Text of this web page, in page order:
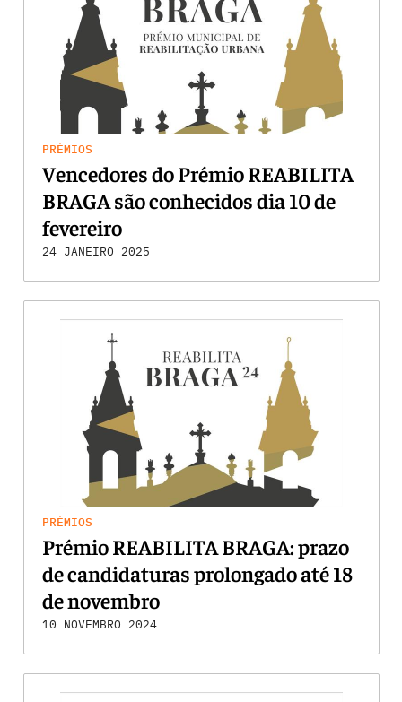
PRÉMIOS
Vencedores do Prémio REABILITA
BRAGA são conhecidos dia 10 de
fevereiro
24 JANEIRO 2025
PRÉMIOS
Prémio REABILITA BRAGA: prazo
de candidaturas prolongado até 18
de novembro
10 NOVEMBRO 2024